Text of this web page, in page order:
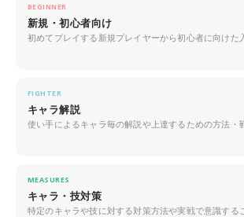
BEGINNER
新規・初心者向け
初めてプレイする新規プレイヤーから初心者に向けた
FIGHTER
キャラ解説
使い手によるキャラ毎の解説や上達するための方法・
MEASURES
キャラ・技対策
特定のキャラや技に対する対策方法や実戦で意識する